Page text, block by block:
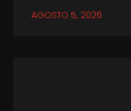
AGOSTO 5, 2026